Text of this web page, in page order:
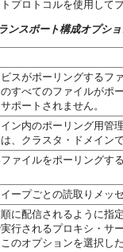
プロトコルを使用して
ンスポート構成オプシ
スがポーリングするフ
すべてのファイルがポ
ポートされません。
ン内のポーリング用管
、クラスタ・ドメイン
ァイルをポーリングす
ープごとの読取りメッ
に配信されるように指
行されるプロキシ・サ
のオプションを選択し